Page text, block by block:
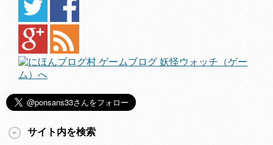
サイト内を検索